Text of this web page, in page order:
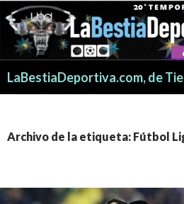
Archivo de la etiqueta: Fútbol